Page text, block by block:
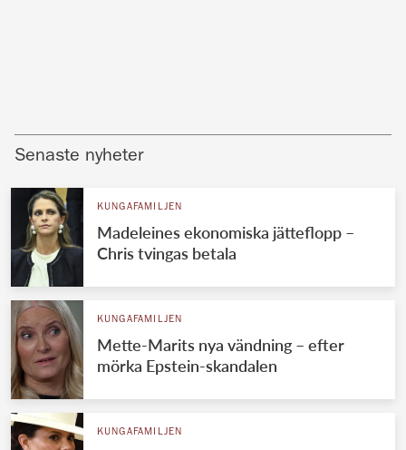
Senaste nyheter
KUNGAFAMILJEN
Madeleines ekonomiska jätteflopp –
Chris tvingas betala
KUNGAFAMILJEN
Mette-Marits nya vändning – efter
mörka Epstein-skandalen
KUNGAFAMILJEN